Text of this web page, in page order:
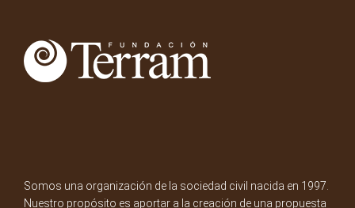
Somos una organización de la sociedad civil nacida en 1997.
Nuestro propósito es aportar a la creación de una propuesta